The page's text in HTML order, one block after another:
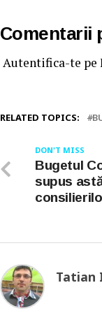
Comentarii
Autentifica-te pe
RELATED TOPICS:
DON'T MISS
Bugetul
supus
Tatian